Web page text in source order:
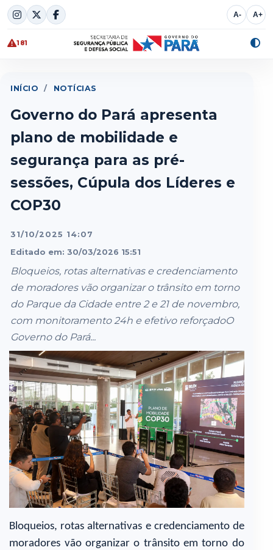
Skip
to
content
A- A+
181
INÍCIO / NOTÍCIAS
Governo do Pará apresenta
plano de mobilidade e
segurança para as pré-
sessões, Cúpula dos Líderes e
COP30
31/10/2025 14:07
Editado em: 30/03/2026 15:51
Bloqueios, rotas alternativas e credenciamento
de moradores vão organizar o trânsito em torno
do Parque da Cidade entre 2 e 21 de novembro,
com monitoramento 24h e efetivo reforçadoO
Governo do Pará...
Bloqueios, rotas alternativas e credenciamento de
moradores vão organizar o trânsito em torno do